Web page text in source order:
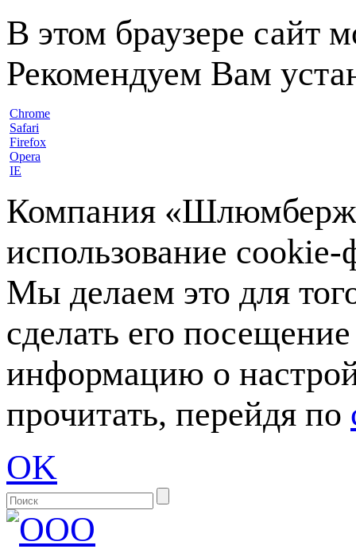
В этом браузере сайт
Рекомендуем Вам
Chrome
Safari
Firefox
Opera
IE
Компания
использование
Мы делаем это для
сделать его
информацию о
прочитать, перейдя по
OK